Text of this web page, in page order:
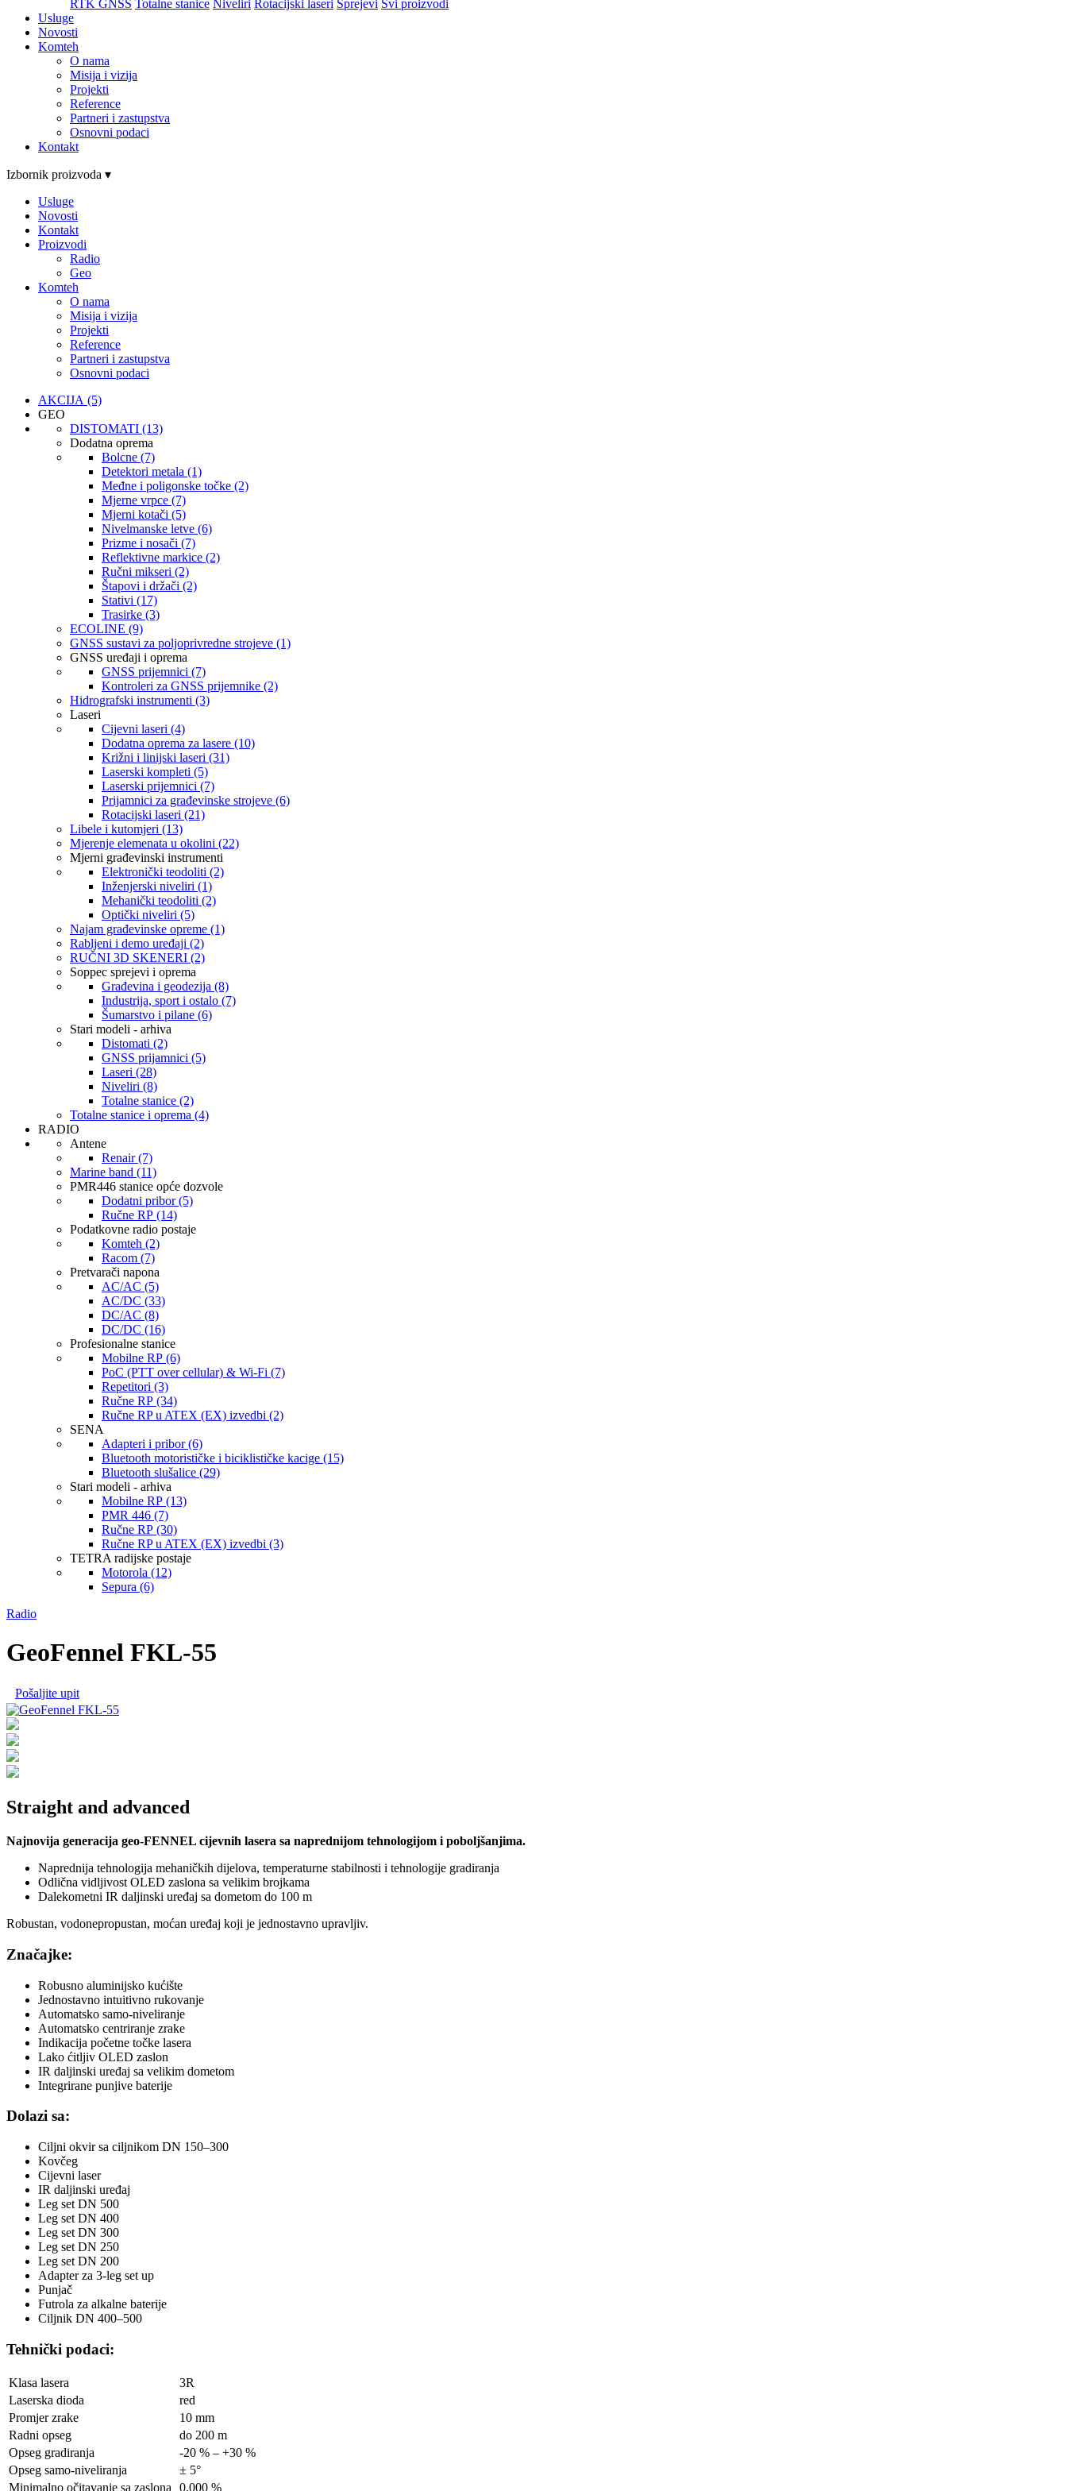
RTK GNSS Totalne stanice Niveliri Rotacijski laseri Sprejevi Svi proizvodi
Usluge
Novosti
Komteh
O nama
Misija i vizija
Projekti
Reference
Partneri i zastupstva
Osnovni podaci
Kontakt
Izbornik proizvoda ▾
Usluge
Novosti
Kontakt
Proizvodi
Radio
Geo
Komteh
O nama
Misija i vizija
Projekti
Reference
Partneri i zastupstva
Osnovni podaci
AKCIJA (5)
GEO
DISTOMATI (13)
Dodatna oprema
Bolcne (7)
Detektori metala (1)
Međne i poligonske točke (2)
Mjerne vrpce (7)
Mjerni kotači (5)
Nivelmanske letve (6)
Prizme i nosači (7)
Reflektivne markice (2)
Ručni mikseri (2)
Štapovi i držači (2)
Stativi (17)
Trasirke (3)
ECOLINE (9)
GNSS sustavi za poljoprivredne strojeve (1)
GNSS uređaji i oprema
GNSS prijemnici (7)
Kontroleri za GNSS prijemnike (2)
Hidrografski instrumenti (3)
Laseri
Cijevni laseri (4)
Dodatna oprema za lasere (10)
Križni i linijski laseri (31)
Laserski kompleti (5)
Laserski prijemnici (7)
Prijamnici za građevinske strojeve (6)
Rotacijski laseri (21)
Libele i kutomjeri (13)
Mjerenje elemenata u okolini (22)
Mjerni građevinski instrumenti
Elektronički teodoliti (2)
Inženjerski niveliri (1)
Mehanički teodoliti (2)
Optički niveliri (5)
Najam građevinske opreme (1)
Rabljeni i demo uređaji (2)
RUČNI 3D SKENERI (2)
Soppec sprejevi i oprema
Građevina i geodezija (8)
Industrija, sport i ostalo (7)
Šumarstvo i pilane (6)
Stari modeli - arhiva
Distomati (2)
GNSS prijamnici (5)
Laseri (28)
Niveliri (8)
Totalne stanice (2)
Totalne stanice i oprema (4)
RADIO
Antene
Renair (7)
Marine band (11)
PMR446 stanice opće dozvole
Dodatni pribor (5)
Ručne RP (14)
Podatkovne radio postaje
Komteh (2)
Racom (7)
Pretvarači napona
AC/AC (5)
AC/DC (33)
DC/AC (8)
DC/DC (16)
Profesionalne stanice
Mobilne RP (6)
PoC (PTT over cellular) & Wi-Fi (7)
Repetitori (3)
Ručne RP (34)
Ručne RP u ATEX (EX) izvedbi (2)
SENA
Adapteri i pribor (6)
Bluetooth motorističke i biciklističke kacige (15)
Bluetooth slušalice (29)
Stari modeli - arhiva
Mobilne RP (13)
PMR 446 (7)
Ručne RP (30)
Ručne RP u ATEX (EX) izvedbi (3)
TETRA radijske postaje
Motorola (12)
Sepura (6)
Radio
GeoFennel FKL-55
Pošaljite upit
Straight and advanced
Najnovija generacija geo-FENNEL cijevnih lasera sa naprednijom tehnologijom i poboljšanjima.
Naprednija tehnologija mehaničkih dijelova, temperaturne stabilnosti i tehnologije gradiranja
Odlična vidljivost OLED zaslona sa velikim brojkama
Dalekometni IR daljinski uređaj sa dometom do 100 m
Robustan, vodonepropustan, moćan uređaj koji je jednostavno upravljiv.
Značajke:
Robusno aluminijsko kućište
Jednostavno intuitivno rukovanje
Automatsko samo-niveliranje
Automatsko centriranje zrake
Indikacija početne točke lasera
Lako ćitljiv OLED zaslon
IR daljinski uređaj sa velikim dometom
Integrirane punjive baterije
Dolazi sa:
Ciljni okvir sa ciljnikom DN 150–300
Kovčeg
Cijevni laser
IR daljinski uređaj
Leg set DN 500
Leg set DN 400
Leg set DN 300
Leg set DN 250
Leg set DN 200
Adapter za 3-leg set up
Punjač
Futrola za alkalne baterije
Ciljnik DN 400–500
Tehnički podaci:
Klasa lasera
3R
Laserska dioda
red
Promjer zrake
10 mm
Radni opseg
do 200 m
Opseg gradiranja
-20 % – +30 %
Opseg samo-niveliranja
± 5°
Minimalno očitavanje sa zaslona
0,000 %